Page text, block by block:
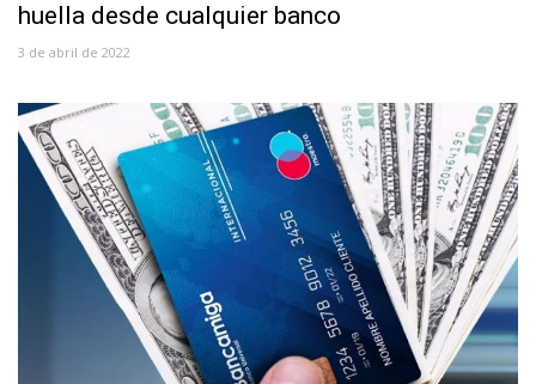
huella desde cualquier banco
3 de abril de 2022